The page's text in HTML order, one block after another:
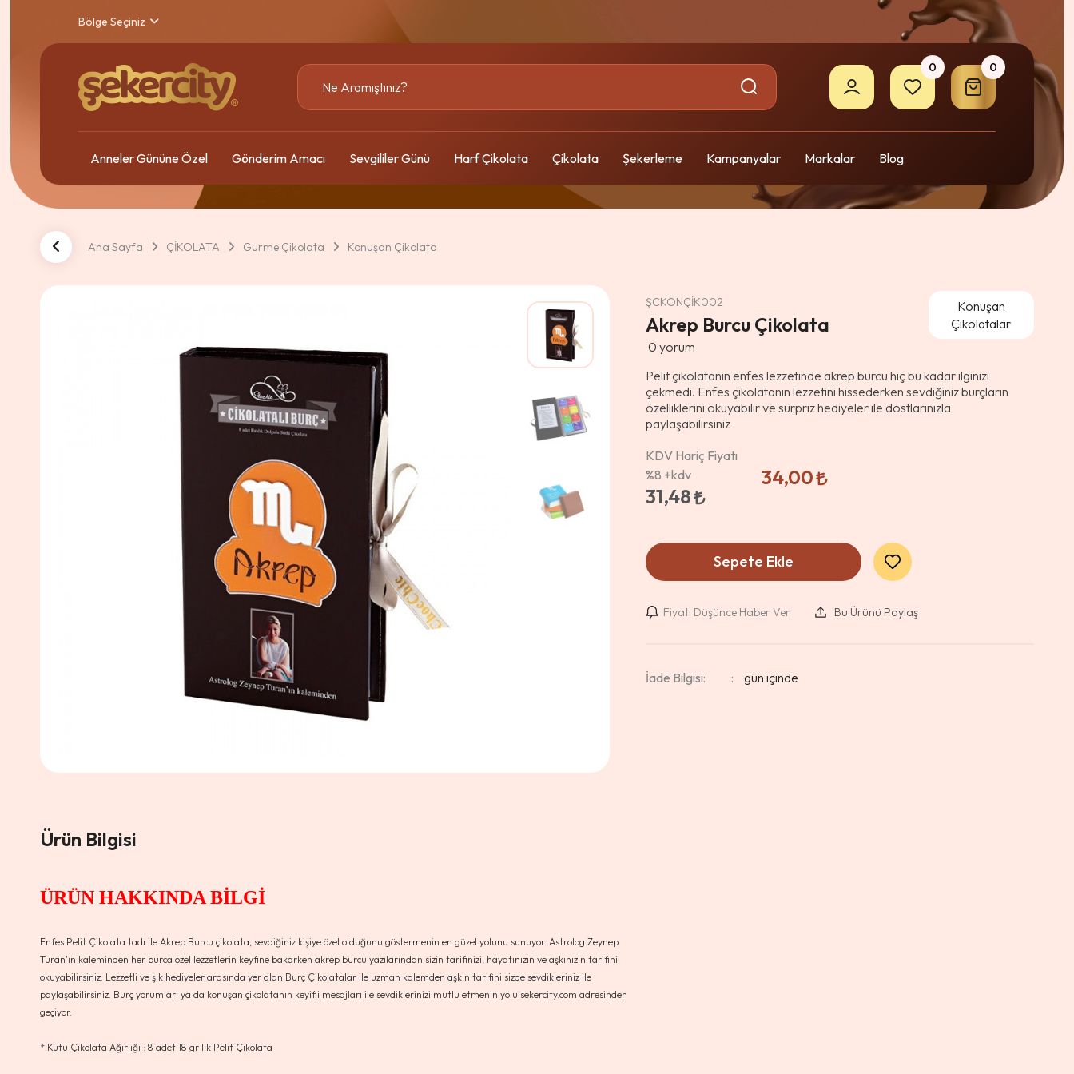
Bölge Seçiniz
0 0
Anneler Gününe Özel Gönderim Amacı Sevgililer Günü Harf Çikolata Çikolata Şekerleme Kampanyalar Markalar Blog
Ana Sayfa ÇİKOLATA Gurme Çikolata Konuşan Çikolata
ŞCKONÇİK002
Akrep Burcu Çikolata
0 yorum
Konuşan
Çikolatalar
Pelit çikolatanın enfes lezzetinde akrep burcu hiç bu kadar ilginizi
çekmedi. Enfes çikolatanın lezzetini hissederken sevdiğiniz burçların
özelliklerini okuyabilir ve sürpriz hediyeler ile dostlarınızla
paylaşabilirsiniz
KDV Hariç Fiyatı
%8 +kdv
31,48
34,00
Sepete Ekle
Fiyatı Düşünce Haber Ver Bu Ürünü Paylaş
İade Bilgisi:
Ürün Bilgisi
ÜRÜN HAKKINDA BİLGİ
Enfes Pelit Çikolata tadı ile Akrep Burcu çikolata, sevdiğiniz kişiye özel olduğunu göstermenin en güzel yolunu sunuyor. Astrolog Zeynep
Turan'ın kaleminden her burca özel lezzetlerin keyfine bakarken akrep burcu yazılarından sizin tarifinizi, hayatınızın ve aşkınızın tarifini
okuyabilirsiniz. Lezzetli ve şık hediyeler arasında yer alan Burç Çikolatalar ile uzman kalemden aşkın tarifini sizde sevdikleriniz ile
paylaşabilirsiniz. Burç yorumları ya da konuşan çikolatanın keyifli mesajları ile sevdiklerinizi mutlu etmenin yolu sekercity.com adresinden
geçiyor.
* Kutu Çikolata Ağırlığı : 8 adet 18 gr lık Pelit Çikolata